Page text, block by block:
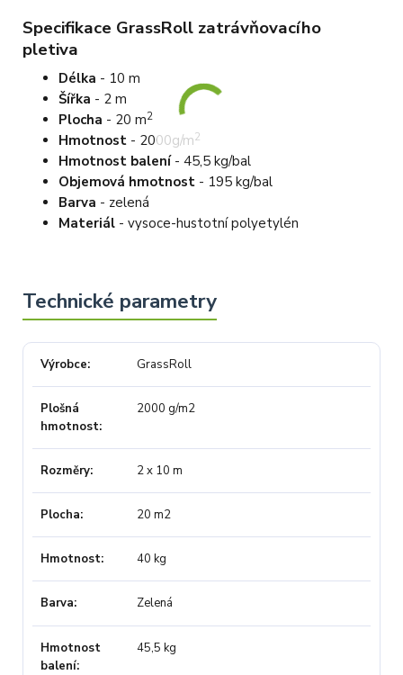
Specifikace GrassRoll zatrávňovacího
pletiva
Délka - 10 m
Šířka - 2 m
Plocha - 20 m2
Hmotnost - 2000g/m2
Hmotnost balení - 45,5 kg/bal
Objemová hmotnost - 195 kg/bal
Barva - zelená
Materiál - vysoce-hustotní polyetylén
Výrobce GrassRoll
Plošná
hmotnost
2000 g/m2
Rozměry 2 x 10 m
Plocha 20 m2
Hmotnost 40 kg
Barva Zelená
Hmotnost
balení
45,5 kg